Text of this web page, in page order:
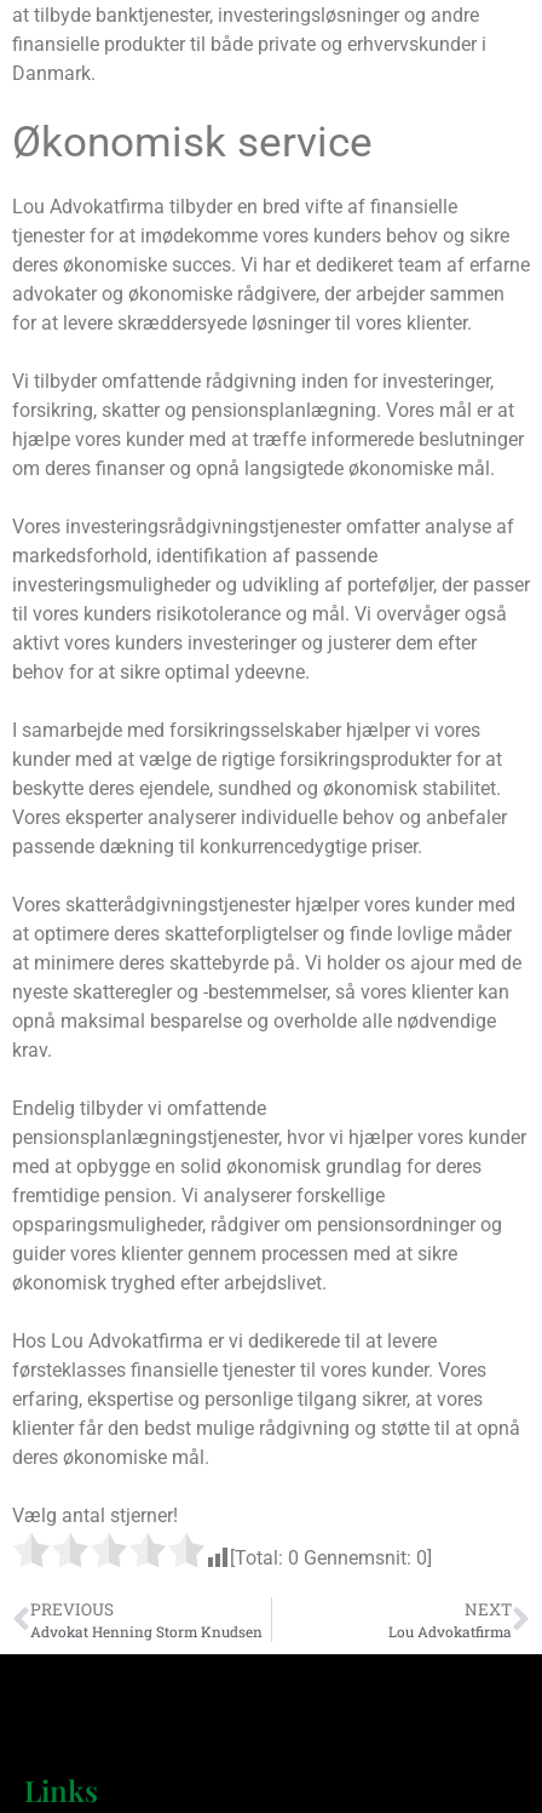
at tilbyde banktjenester, investeringsløsninger og andre
finansielle produkter til både private og erhvervskunder i
Danmark.
Økonomisk service
Lou Advokatfirma tilbyder en bred vifte af finansielle
tjenester for at imødekomme vores kunders behov og sikre
deres økonomiske succes. Vi har et dedikeret team af erfarne
advokater og økonomiske rådgivere, der arbejder sammen
for at levere skræddersyede løsninger til vores klienter.
Vi tilbyder omfattende rådgivning inden for investeringer,
forsikring, skatter og pensionsplanlægning. Vores mål er at
hjælpe vores kunder med at træffe informerede beslutninger
om deres finanser og opnå langsigtede økonomiske mål.
Vores investeringsrådgivningstjenester omfatter analyse af
markedsforhold, identifikation af passende
investeringsmuligheder og udvikling af porteføljer, der passer
til vores kunders risikotolerance og mål. Vi overvåger også
aktivt vores kunders investeringer og justerer dem efter
behov for at sikre optimal ydeevne.
I samarbejde med forsikringsselskaber hjælper vi vores
kunder med at vælge de rigtige forsikringsprodukter for at
beskytte deres ejendele, sundhed og økonomisk stabilitet.
Vores eksperter analyserer individuelle behov og anbefaler
passende dækning til konkurrencedygtige priser.
Vores skatterådgivningstjenester hjælper vores kunder med
at optimere deres skatteforpligtelser og finde lovlige måder
at minimere deres skattebyrde på. Vi holder os ajour med de
nyeste skatteregler og -bestemmelser, så vores klienter kan
opnå maksimal besparelse og overholde alle nødvendige
krav.
Endelig tilbyder vi omfattende
pensionsplanlægningstjenester, hvor vi hjælper vores kunder
med at opbygge en solid økonomisk grundlag for deres
fremtidige pension. Vi analyserer forskellige
opsparingsmuligheder, rådgiver om pensionsordninger og
guider vores klienter gennem processen med at sikre
økonomisk tryghed efter arbejdslivet.
Hos Lou Advokatfirma er vi dedikerede til at levere
førsteklasses finansielle tjenester til vores kunder. Vores
erfaring, ekspertise og personlige tilgang sikrer, at vores
klienter får den bedst mulige rådgivning og støtte til at opnå
deres økonomiske mål.
Vælg antal stjerner!
[Total: 0 Gennemsnit: 0
PREVIOUS
Advokat Henning Storm Knudsen
NEXT
Lou Advokatfirma
Links